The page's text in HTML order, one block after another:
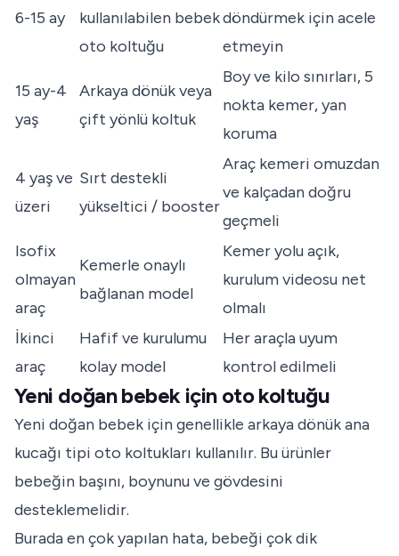
6-15 ay
kullanılabilen bebek
oto koltuğu
döndürmek için acele
etmeyin
15 ay-4
yaş
Arkaya dönük veya
çift yönlü koltuk
Boy ve kilo sınırları, 5
nokta kemer, yan
koruma
4 yaş ve
üzeri
Sırt destekli
yükseltici / booster
Araç kemeri omuzdan
ve kalçadan doğru
geçmeli
Isofix
olmayan
araç
Kemerle onaylı
bağlanan model
Kemer yolu açık,
kurulum videosu net
olmalı
İkinci
araç
Hafif ve kurulumu
kolay model
Her araçla uyum
kontrol edilmeli
Yeni doğan bebek için oto koltuğu
Yeni doğan bebek için genellikle arkaya dönük ana
kucağı tipi oto koltukları kullanılır. Bu ürünler
bebeğin başını, boynunu ve gövdesini
desteklemelidir.
Burada en çok yapılan hata, bebeği çok dik